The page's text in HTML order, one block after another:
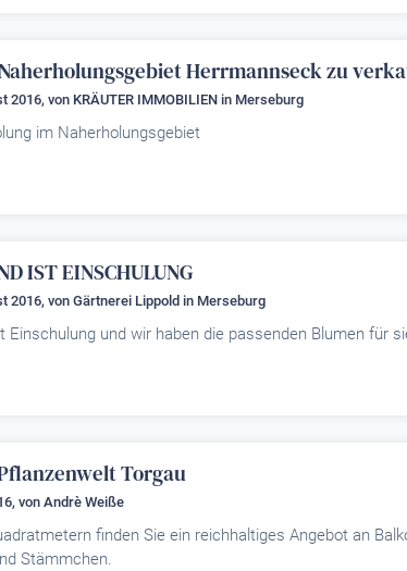
Herrmannseck zu
2016, von KRÄUTER IMMOBILIEN in Merseburg
im Naherholungsgebiet
IST EINSCHULUNG
2016, von Gärtnerei Lippold in Merseburg
Einschulung und wir haben die passenden Blumen für
Torgau
vonAndrè Weiße
finden Sie ein reichhaltiges Angebot an
Stämmchen.